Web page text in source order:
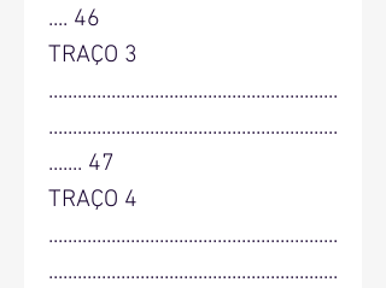
.... 46
TRAÇO 3
............................................................
............................................................
....... 47
TRAÇO 4
............................................................
............................................................